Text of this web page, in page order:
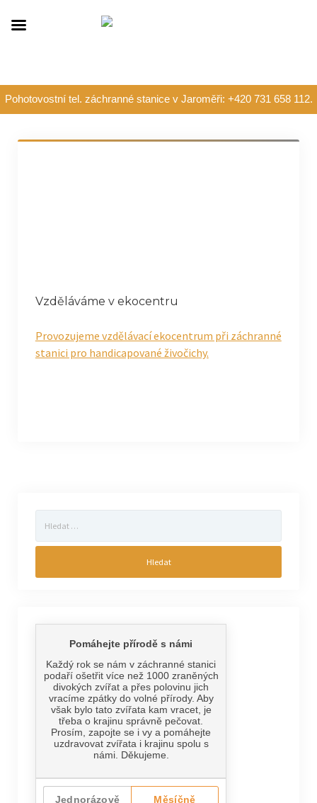
Pohotovostní tel. záchranné stanice v Jaroměři: +420 731 658 112.
Vzděláváme v ekocentru
Provozujeme vzdělávací ekocentrum při záchranné
stanici pro handicapované živočichy.